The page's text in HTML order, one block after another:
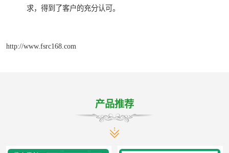
求，得到了客户的充分认可。
http://www.fsrc168.com
产品推荐